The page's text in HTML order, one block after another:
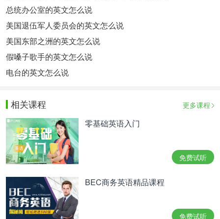
总统办公室的英文怎么说
美国退伍军人委员会的英文怎么说
美国东部之洲的英文怎么说
假嗓子歌手的英文怎么说
电台的英文怎么说
相关课程 更多课程
零基础英语入门
免费试听
BEC商务英语精品课程
免费试听